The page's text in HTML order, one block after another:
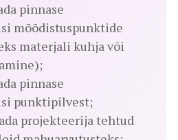
pinnase
mõõdistuspunktide
materjali kuhja või
pinnase
punktipilvest;
projekteerija tehtud